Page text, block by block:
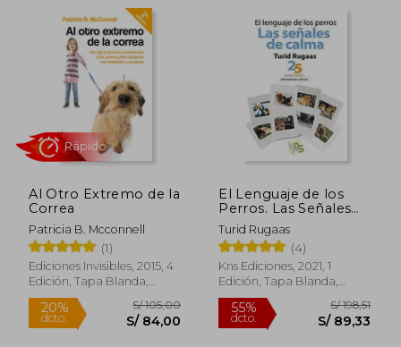
Al Otro Extremo de la
Correa
Patricia B. Mcconnell
(1)
Ediciones Invisibles, 2015, 4
Edición, Tapa Blanda,
Nuevo
Rápido
El Lenguaje de los
Perros. Las Señales
de Calma
Turid Rugaas
(4)
Kns Ediciones, 2021, 1
Edición, Tapa Blanda,
Nuevo